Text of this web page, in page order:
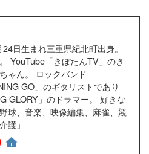
日生まれ三重県紀北町出身。
YouTube「きぼたんTV」のき
ゃん。 ロックバンド
GO」のギタリストであり
GLORY」のドラマー。 好きな
球、音楽、映像編集、麻雀、競
護」